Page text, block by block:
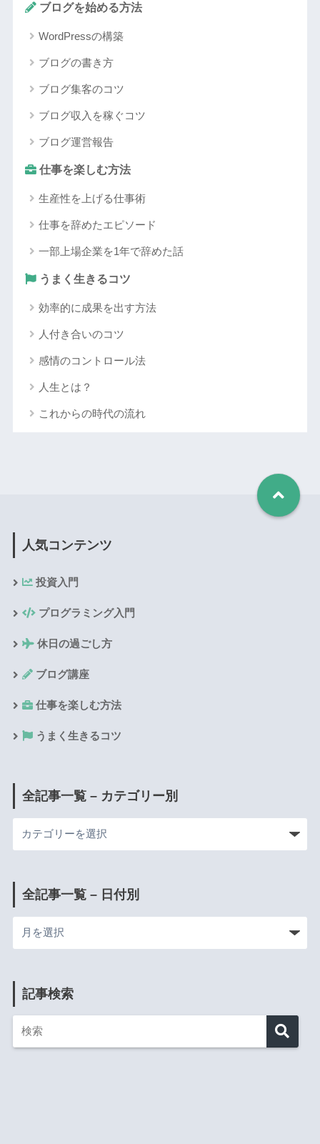
ブログを始める方法
WordPressの構築
ブログの書き方
ブログ集客のコツ
ブログ収入を稼ぐコツ
ブログ運営報告
仕事を楽しむ方法
生産性を上げる仕事術
仕事を辞めたエピソード
一部上場企業を1年で辞めた話
うまく生きるコツ
効率的に成果を出す方法
人付き合いのコツ
感情のコントロール法
人生とは？
これからの時代の流れ
人気コンテンツ
投資入門
プログラミング入門
休日の過ごし方
ブログ講座
仕事を楽しむ方法
うまく生きるコツ
全記事一覧 – カテゴリー別
全記事一覧 – 日付別
記事検索